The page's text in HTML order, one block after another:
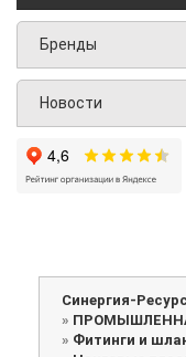
Бренды
Новости
Синергия-Ресурс
»
» Фитинги и